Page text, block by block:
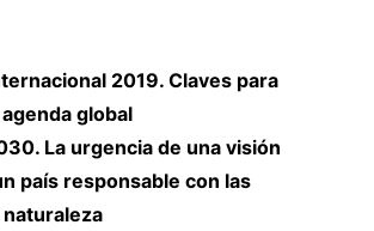
2019. Claves para
global
La urgencia de una visión
país responsable con las